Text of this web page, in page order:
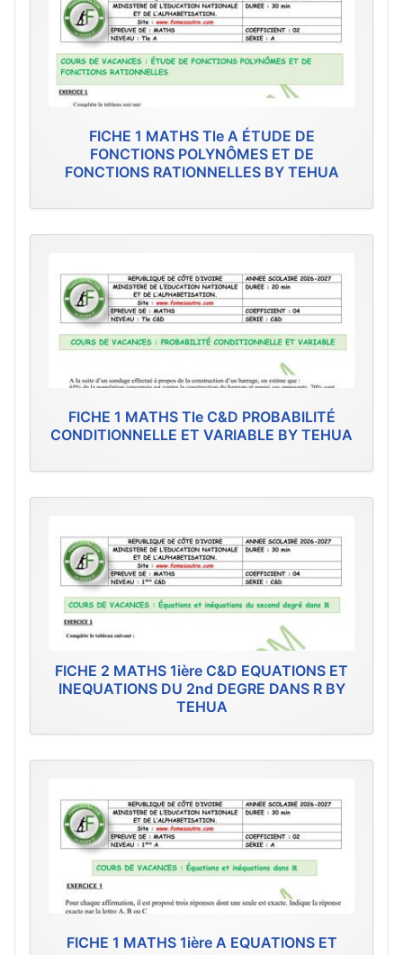
FICHE 1 MATHS Tle A ÉTUDE DE
FONCTIONS POLYNÔMES ET DE
FONCTIONS RATIONNELLES BY TEHUA
FICHE 1 MATHS Tle C&D PROBABILITÉ
CONDITIONNELLE ET VARIABLE BY TEHUA
FICHE 2 MATHS 1ière C&D EQUATIONS ET
INEQUATIONS DU 2nd DEGRE DANS R BY
TEHUA
FICHE 1 MATHS 1ière A EQUATIONS ET